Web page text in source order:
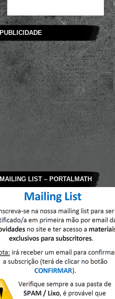
PUBLICIDADE
MAILING LIST – PORTALMATH